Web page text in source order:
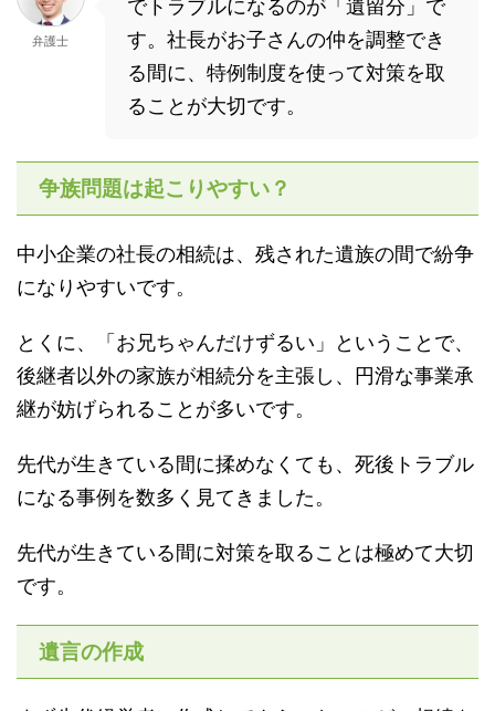
弁護士
でトラブルになるのが「遺留分」で
す。社長がお子さんの仲を調整でき
る間に、特例制度を使って対策を取
ることが大切です。
争族問題は起こりやすい？
中小企業の社長の相続は、残された遺族の間で紛争
になりやすいです。
とくに、「お兄ちゃんだけずるい」ということで、
後継者以外の家族が相続分を主張し、円滑な事業承
継が妨げられることが多いです。
先代が生きている間に揉めなくても、死後トラブル
になる事例を数多く見てきました。
先代が生きている間に対策を取ることは極めて大切
です。
遺言の作成